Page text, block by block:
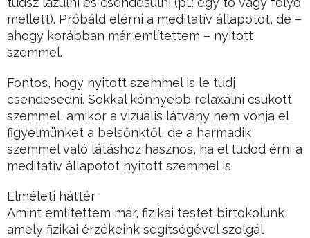
mellett). Próbáld elérni a meditatív állapotot, de –
ahogy korábban már említettem – nyitott
szemmel.
Fontos, hogy nyitott szemmel is le tudj
csendesedni. Sokkal könnyebb relaxálni csukott
szemmel, amikor a vizuális látvány nem vonja el
figyelmünket a belsőnktől, de a harmadik
szemmel való látáshoz hasznos, ha el tudod érni a
meditatív állapotot nyitott szemmel is.
Elméleti háttér
Amint említettem már, fizikai testet birtokolunk,
amely fizikai érzékeink segítségével szolgál